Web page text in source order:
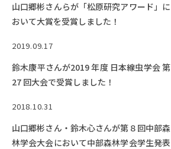
山口郷彬さんらが「松原研究アワード」に
おいて大賞を受賞しました！
2019.09.17
鈴木康平さんが2019 年度 日本線虫学会 第
27 回大会で受賞しました！
2018.10.31
山口郷彬さん・鈴木心さんが第８回中部森
林学会大会において中部森林学会学生発表